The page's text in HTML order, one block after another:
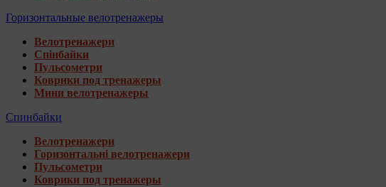
Горизонтальные велотренажеры
Велотренажери
Спінбайки
Пульсометри
Коврики под тренажеры
Мини велотренажеры
Спинбайки
Велотренажери
Горизонтальні велотренажери
Пульсометри
Коврики под тренажеры